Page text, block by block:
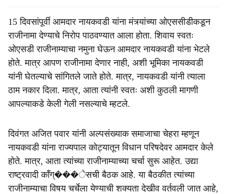
15 दिवसांपूर्वी आमदार नायकवडी यांना मंत्र्यांच्या ओएससीडीकडून
राजीनामा देण्याचे निरोप पाठवण्यात आला होता. शिवाय स्वतः
ओएसडी राजीनाम्याचा नमुना घेऊन आमदार नायकवडी यांना भेटले
होते. मात्र आपण राजीनामा देणार नाही, अशी भूमिका नायकवडी
यांनी घेतल्याचे सांगितले जाते होते. मात्र, नायकवडी यांनी त्याला
ठाम नकार दिला. मात्र, आता त्यांनी स्वतः अशी कुठली मागणी
आपल्याकडे केली गेली नसल्याचे म्हटले.
दिवंगत अजित पवार यांनी अल्पसंख्याक समाजाचा चेहरा म्हणून
नायकवडी यांना राज्यपाल कोट्यातून विधान परिषदेवर आमदार केले
होते. मात्र, आता त्यांच्या राजीनाम्याच्या चर्चा सुरू आहेत. उद्या
राष्ट्रवादी काँग्���ेसची बैठक आहे. या बैठकीत त्यांच्या
राजीनाम्याचा विषय चर्चेला येण्याची शक्यता देखीव वर्तवली जात आहे,